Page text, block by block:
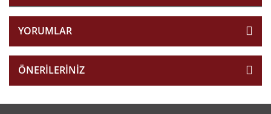
YORUMLAR
ÖNERILERINIZ